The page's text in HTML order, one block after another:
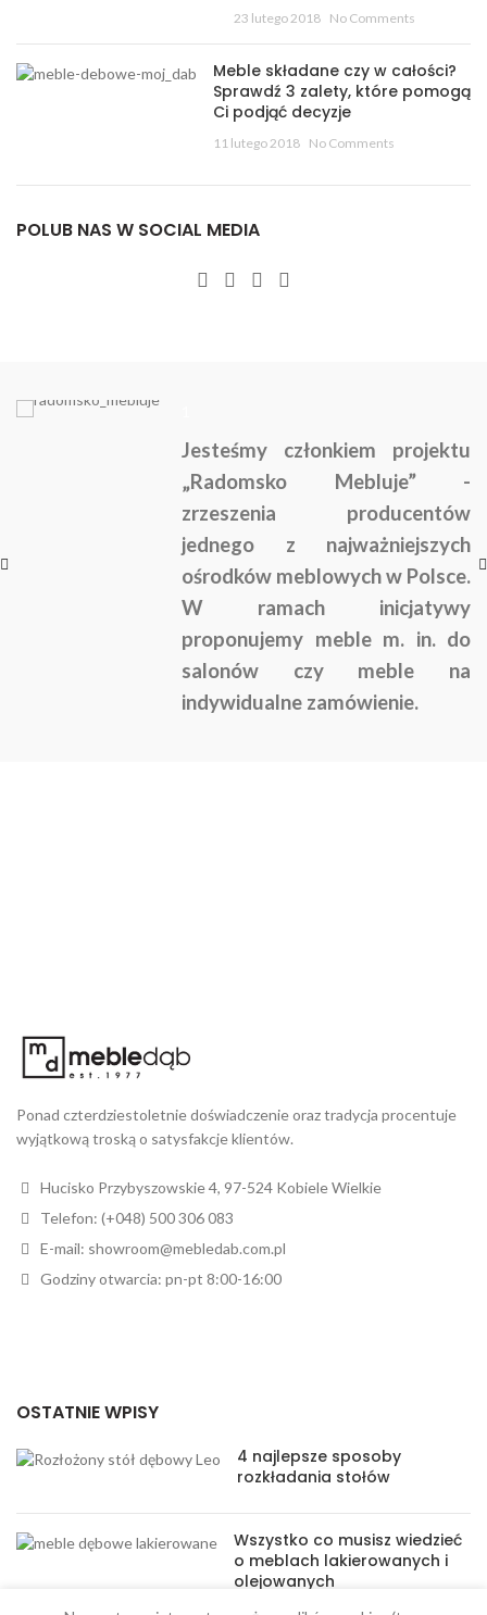
23 lutego 2018 No Comments
Meble składane czy w całości?
Sprawdź 3 zalety, które pomogą
Ci podjąć decyzje
11 lutego 2018 No Comments
POLUB NAS W SOCIAL MEDIA
Jesteśmy członkiem projektu
„Radomsko Mebluje” -
zrzeszenia producentów
jednego z najważniejszych
ośrodków meblowych w Polsce.
W ramach inicjatywy
proponujemy meble m. in. do
salonów czy meble na
indywidualne zamówienie.
Ponad czterdziestoletnie doświadczenie oraz tradycja procentuje
wyjątkową troską o satysfakcje klientów.
Hucisko Przybyszowskie 4, 97-524 Kobiele Wielkie
Telefon: (+048) 500 306 083
E-mail: showroom@mebledab.com.pl
Godziny otwarcia: pn-pt 8:00-16:00
OSTATNIE WPISY
4 najlepsze sposoby
rozkładania stołów
Wszystko co musisz wiedzieć
o meblach lakierowanych i
olejowanych